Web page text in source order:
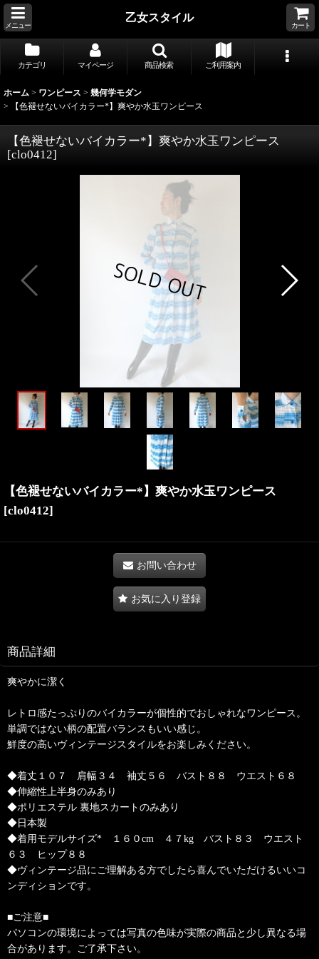
メニュー
乙女スタイル
カート
カテゴリ マイページ 商品検索 ご利用案内
ホーム > ワンピース > 幾何学モダン
>
【色褪せないバイカラー*】爽やか水玉ワンピース
【色褪せないバイカラー*】爽やか水玉ワンピース
[clo0412]
【色褪せないバイカラー*】爽やか水玉ワンピース
[clo0412]
お問い合わせ
お気に入り登録
商品詳細
爽やかに潔く
レトロ感たっぷりのバイカラーが個性的でおしゃれなワンピース。
単調ではない柄の配置バランスもいい感じ。
鮮度の高いヴィンテージスタイルをお楽しみください。
◆着丈１０７ 肩幅３４ 袖丈５６ バスト８８ ウエスト６８
◆伸縮性上半身のみあり
◆ポリエステル 裏地スカートのみあり
◆日本製
◆着用モデルサイズ* １６０cm ４７kg バスト８３ ウエスト
６３ ヒップ８８
◆ヴィンテージ品にご理解ある方でしたら喜んでいただけるいいコ
ンディションです。
■ご注意■
パソコンの環境によっては写真の色味が実際の商品と少し異なる場
合があります。ご了承下さい。